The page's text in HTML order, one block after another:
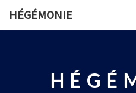
HÉGÉMONIE